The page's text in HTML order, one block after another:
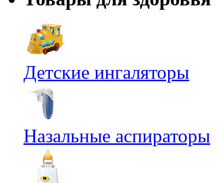
Детские ингаляторы
Назальные аспираторы